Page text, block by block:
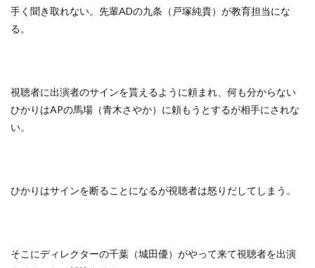
手く聞き取れない。先輩ADの九条（戸塚純貴）が教育担当にな
る。
視聴者に出演者のサインを貰えるように頼まれ、何も分からない
ひかりはAPの馬場（青木さやか）に頼もうとするが相手にされな
い。
ひかりはサインを断ることになるが視聴者は怒りだしてしまう。
そこにディレクターの千葉（城田優）がやって来て視聴者を出演